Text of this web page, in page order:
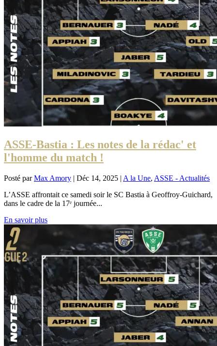
ASSE-Bastia : Les notes de la rédac' et
l'homme du match !
Posté parMax Amory | Déc 14, 2025 | A la Une, ASSE - Actualités
L’ASSE affrontait ce samedi soir le SC Bastia à Geoffroy-Guichard,
dans le cadre de la 17ᵉ journée...
En savoir plus